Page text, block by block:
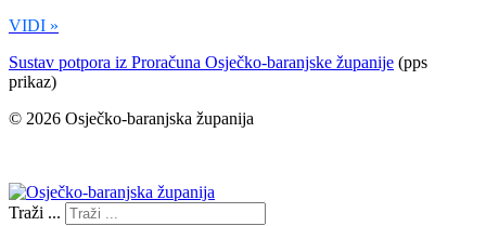
VIDI »
Sustav potpora iz Proračuna Osječko-baranjske županije (pps
prikaz)
© 2026 Osječko-baranjska županija
Traži ...